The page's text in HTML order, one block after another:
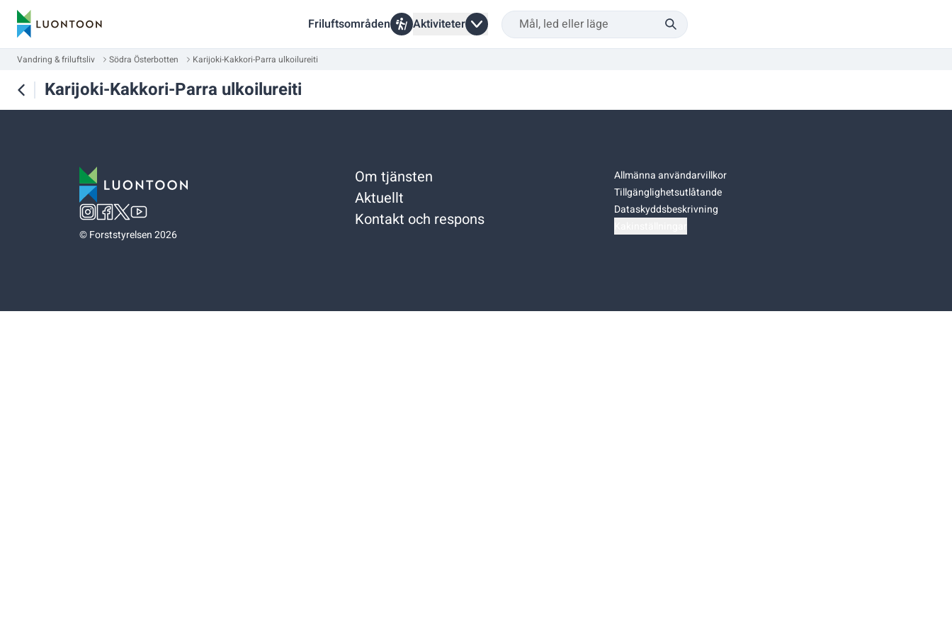
Friluftsområden Aktiviteter
Vandring & friluftsliv Södra Österbotten Karijoki-Kakkori-Parra ulkoilureiti
Karijoki-Kakkori-Parra ulkoilureiti
©Forststyrelsen 2026
Om tjänsten
Aktuellt
Kontakt och respons
Allmänna användarvillkor
Tillgänglighetsutlåtande
Dataskyddsbeskrivning